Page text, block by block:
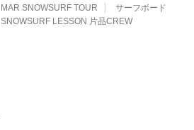
MAR SNOWSURF TOUR
サーフボード
SNOWSURF LESSON 片品CREW